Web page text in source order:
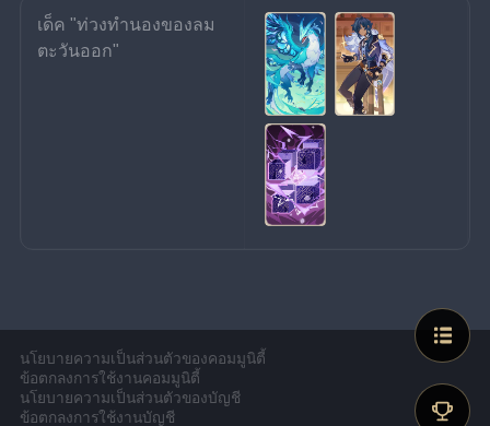
เด็ค "ท่วงทำนองของลม
ตะวันออก"
นโยบายความเป็นส่วนตัวของคอมมูนิตี้
ข้อตกลงการใช้งานคอมมูนิตี้
นโยบายความเป็นส่วนตัวของบัญชี
ข้อตกลงการใช้งานบัญชี